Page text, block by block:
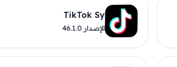
TikTok Sy
الإصدار 46.1.0